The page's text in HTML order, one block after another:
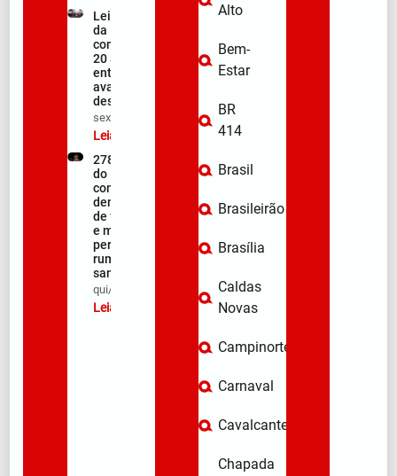
Lei Maria
da Penha
completa
20 anos
entre
avanços e
desafios
sex/08/2026
Leia mais »
278ª Romaria
do Muquém
começa com
demonstração
de fé, emoção
e milhares de
peregrinos
rumo ao
santuário
qui/08/2026
Leia mais »
Alto
Bem-
Estar
BR
414
Brasil
Brasileirão
Brasília
Caldas
Novas
Campinorte
Carnaval
Cavalcante
Chapada